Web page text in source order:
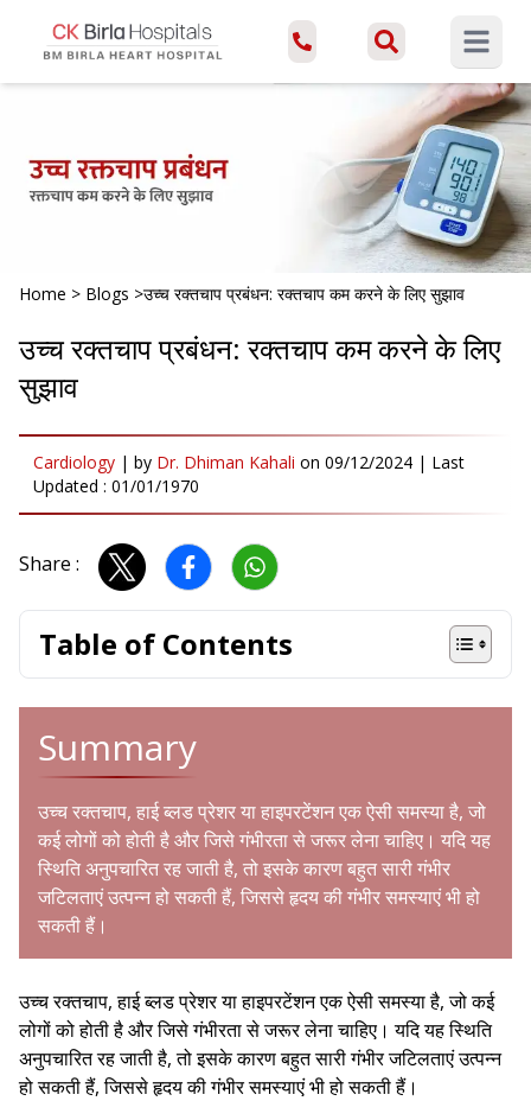
Open
Home > Blogs >उच्च रक्तचाप प्रबंधन: रक्तचाप कम करने के लिए सुझाव
उच्च रक्तचाप प्रबंधन: रक्तचाप कम करने के लिए
सुझाव
Cardiology | by Dr. Dhiman Kahali on 09/12/2024 | Last
Updated : 01/01/1970
Share :
Table of Contents
Summary
उच्च रक्तचाप, हाई ब्लड प्रेशर या हाइपरटेंशन एक ऐसी समस्या है, जो
कई लोगों को होती है और जिसे गंभीरता से जरूर लेना चाहिए। यदि यह
स्थिति अनुपचारित रह जाती है, तो इसके कारण बहुत सारी गंभीर
जटिलताएं उत्पन्न हो सकती हैं, जिससे हृदय की गंभीर समस्याएं भी हो
सकती हैं।
उच्च रक्तचाप, हाई ब्लड प्रेशर या हाइपरटेंशन एक ऐसी समस्या है, जो कई
लोगों को होती है और जिसे गंभीरता से जरूर लेना चाहिए। यदि यह स्थिति
अनुपचारित रह जाती है, तो इसके कारण बहुत सारी गंभीर जटिलताएं उत्पन्न
हो सकती हैं, जिससे हृदय की गंभीर समस्याएं भी हो सकती हैं।